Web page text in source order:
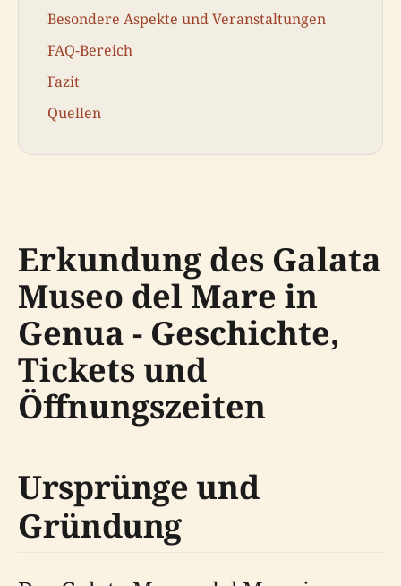
Besondere Aspekte und Veranstaltungen
FAQ-Bereich
Fazit
Quellen
Erkundung des Galata
Museo del Mare in
Genua - Geschichte,
Tickets und
Öffnungszeiten
Ursprünge und
Gründung